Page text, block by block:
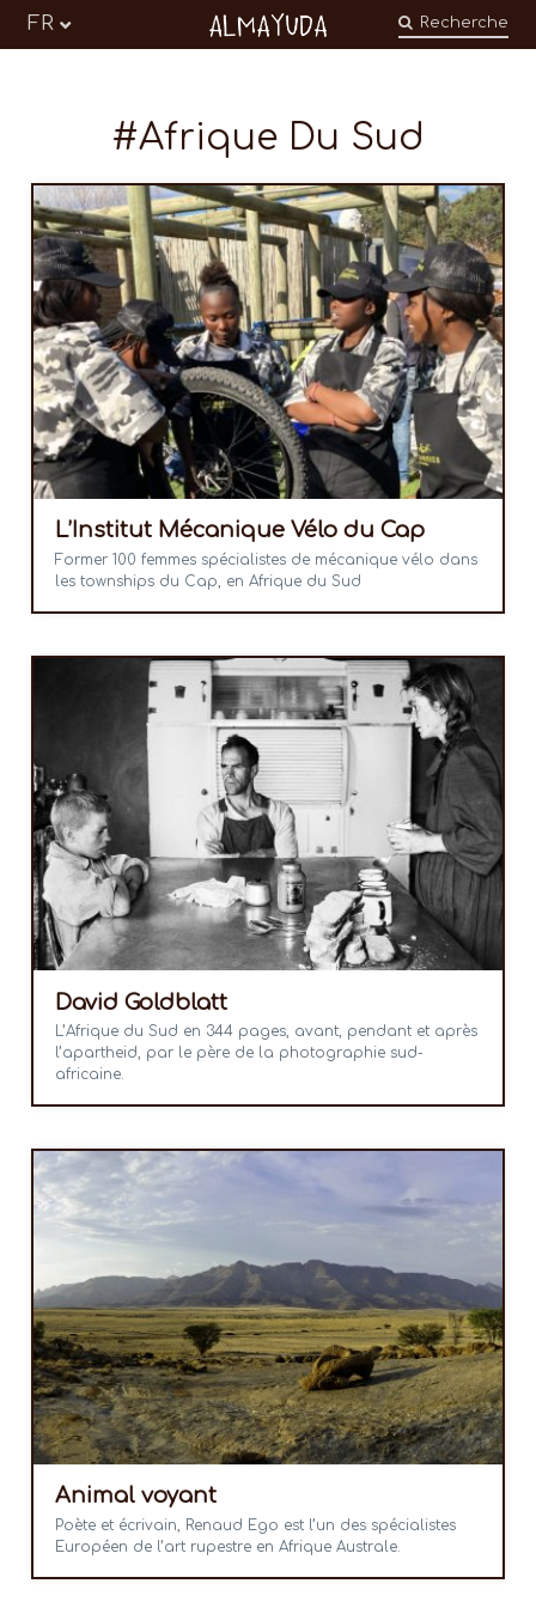
Almayuda Recherche
FR
Afrique Du Sud
L’Institut Mécanique Vélo du Cap
Former 100 femmes spécialistes de mécanique vélo dans
les townships du Cap, en Afrique du Sud
David Goldblatt
L’Afrique du Sud en 344 pages, avant, pendant et après
l’apartheid, par le père de la photographie sud-
africaine.
Animal voyant
Poète et écrivain, Renaud Ego est l’un des spécialistes
Européen de l’art rupestre en Afrique Australe.